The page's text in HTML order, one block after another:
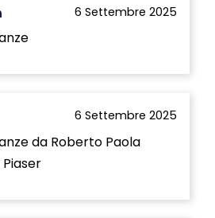
6 Settembre 2025
6 Settembre 2025
da Roberto Paola